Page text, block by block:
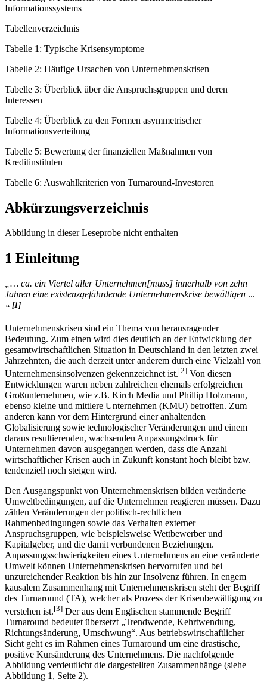
Informationssystems
Tabellenverzeichnis
Tabelle 1: Typische Krisensymptome
Tabelle 2: Häufige Ursachen von Unternehmenskrisen
Tabelle 3: Überblick über die Anspruchsgruppen und deren
Interessen
Tabelle 4: Überblick zu den Formen asymmetrischer
Informationsverteilung
Tabelle 5: Bewertung der finanziellen Maßnahmen von
Kreditinstituten
Tabelle 6: Auswahlkriterien von Turnaround-Investoren
Abkürzungsverzeichnis
Abbildung in dieser Leseprobe nicht enthalten
1 Einleitung
„… ca. ein Viertel aller Unternehmen[muss] innerhalb von zehn
Jahren eine existenzgefährdende Unternehmenskrise bewältigen ...
“ [1]
Unternehmenskrisen sind ein Thema von herausragender
Bedeutung. Zum einen wird dies deutlich an der Entwicklung der
gesamtwirtschaftlichen Situation in Deutschland in den letzten zwei
Jahrzehnten, die auch derzeit unter anderem durch eine Vielzahl von
Unternehmens­insolvenzen gekennzeichnet ist.[2] Von diesen
Entwicklungen waren neben zahlreichen ehemals erfolgreichen
Großunternehmen, wie z.B. Kirch Media und Phillip Holzmann,
ebenso kleine und mittlere Unternehmen (KMU) betroffen. Zum
anderen kann vor dem Hintergrund einer anhaltenden
Globalisierung sowie technologischer Veränderungen und einem
daraus resultierenden, wachsenden Anpassungs­druck für
Unternehmen davon ausgegangen werden, dass die Anzahl
wirtschaftlicher Krisen auch in Zukunft konstant hoch bleibt bzw.
tendenziell noch steigen wird.
Den Ausgangspunkt von Unternehmenskrisen bilden veränderte
Umweltbedingungen, auf die Unternehmen reagieren müssen. Dazu
zählen Veränderungen der politisch-rechtlichen
Rahmenbedingungen sowie das Verhalten externer
Anspruchsgruppen, wie beispielsweise Wettbewerber und
Kapitalgeber, und die damit verbundenen Beziehungen.
Anpassungsschwierigkeiten eines Unternehmens an eine veränderte
Umwelt können Unternehmenskrisen hervorrufen und bei
unzureichender Reaktion bis hin zur Insolvenz führen. In engem
kausalem Zusammenhang mit Unternehmenskrisen steht der Begriff
des Turnaround (TA), welcher als Prozess der Krisenbewältigung zu
verstehen ist.[3] Der aus dem Englischen stammende Begriff
Turnaround bedeutet übersetzt „Trendwende, Kehrtwendung,
Richtungsänderung, Umschwung“. Aus betriebswirtschaftlicher
Sicht geht es im Rahmen eines Turnaround um eine drastische,
positive Kursänderung des Unternehmens. Die nachfolgende
Abbildung verdeutlicht die dargestellten Zusammenhänge (siehe
Abbildung 1, Seite 2).